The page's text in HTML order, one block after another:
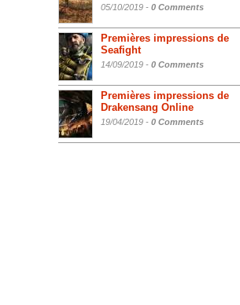
05/10/2019 - 0 Comments
Premières impressions de
Seafight
14/09/2019 - 0 Comments
Premières impressions de
Drakensang Online
19/04/2019 - 0 Comments